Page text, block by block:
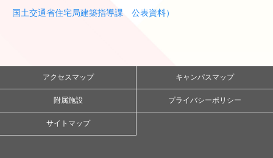
国土交通省住宅局建築指導課 公表資料）
アクセスマップ キャンパスマップ
附属施設 プライバシーポリシー
サイトマップ